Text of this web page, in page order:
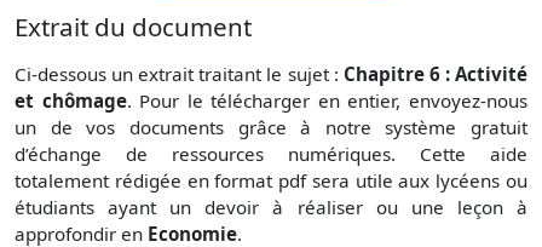
Extrait du document
Ci-dessous un extrait traitant le sujet : Chapitre 6 : Activité
et chômage. Pour le télécharger en entier, envoyez-nous
un de vos documents grâce à notre système gratuit
d’échange de ressources numériques. Cette aide
totalement rédigée en format pdf sera utile aux lycéens ou
étudiants ayant un devoir à réaliser ou une leçon à
approfondir en Economie.